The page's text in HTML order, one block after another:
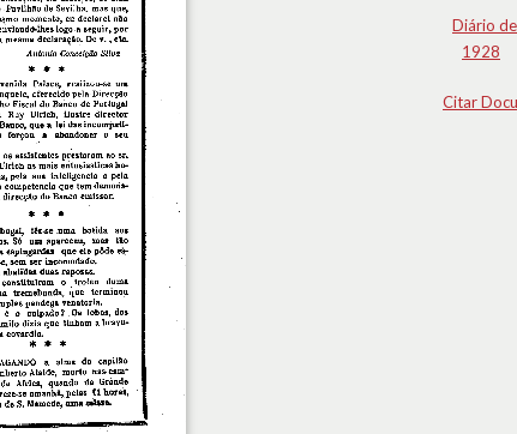
Diário
1928
Citar